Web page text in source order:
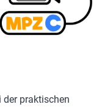
praktischen